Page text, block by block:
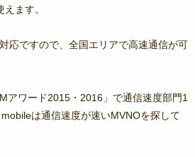
ます。
応ですので、全国エリアで高速通信が可
アワード2015・2016」で通信速度部門1
は通信速度が速いMVNOを探して